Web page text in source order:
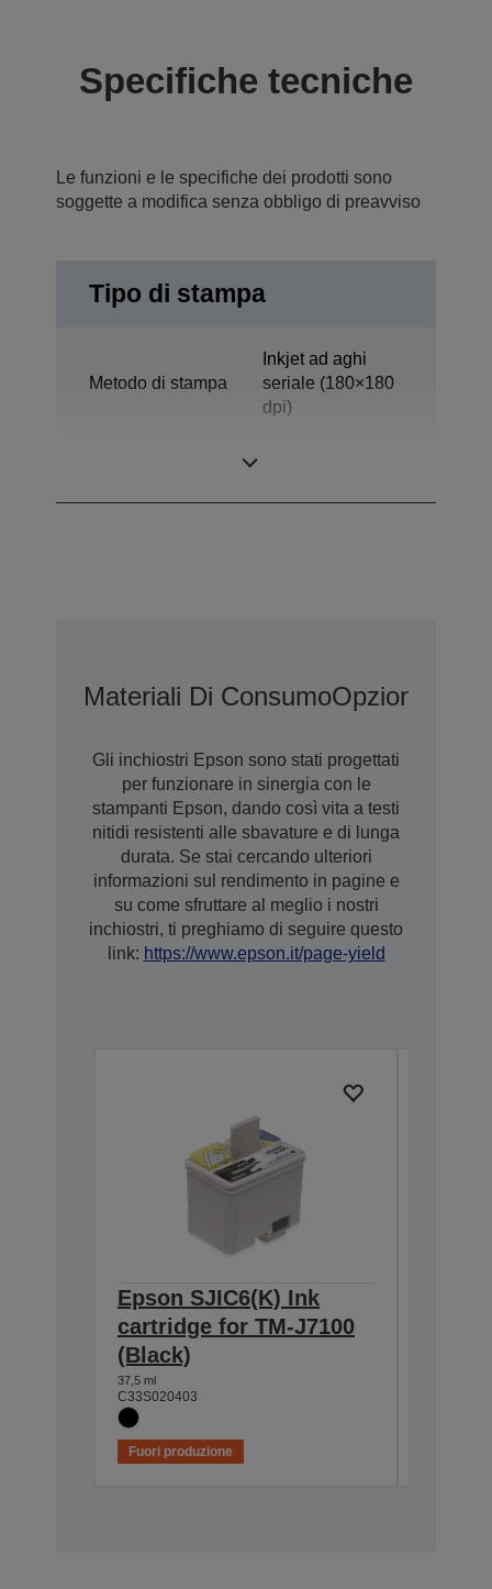
Specifiche tecniche
Le funzioni e le specifiche dei prodotti sono
soggette a modifica senza obbligo di preavviso
Tipo di stampa
Metodo di stampa
Inkjet ad aghi
seriale (180×180
dpi)
Materiali Di ConsumoOpzioni
Gli inchiostri Epson sono stati progettati
per funzionare in sinergia con le
stampanti Epson, dando così vita a testi
nitidi resistenti alle sbavature e di lunga
durata. Se stai cercando ulteriori
informazioni sul rendimento in pagine e
su come sfruttare al meglio i nostri
inchiostri, ti preghiamo di seguire questo
link: https://www.epson.it/page-yield
Epson SJIC6(K) Ink
cartridge for TM-J7100
(Black)
37,5 ml
C33S020403
Fuori produzione